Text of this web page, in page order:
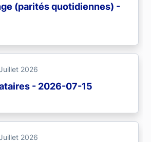
(parités quotidiennes) -
2026
- 2026-07-15
2026